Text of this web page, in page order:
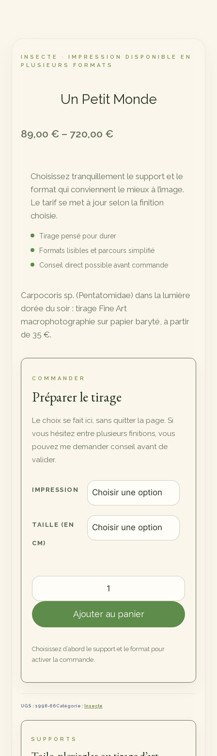
INSECTE · IMPRESSION DISPONIBLE EN
PLUSIEURS FORMATS
Un Petit Monde
89,00 € – 720,00 €
Plage
89,00 €
720,00 €
Choisissez tranquillement le support et le
format qui conviennent le mieux à l’image.
Le tarif se met à jour selon la finition
choisie.
Tirage pensé pour durer
Formats lisibles et parcours simplifié
Conseil direct possible avant commande
Carpocoris sp. (Pentatomidae) dans la lumière
dorée du soir : tirage Fine Art
macrophotographie sur papier baryté, à partir
de 35 €.
COMMANDER
Préparer le tirage
Le choix se fait ici, sans quitter la page. Si
vous hésitez entre plusieurs finitions, vous
pouvez me demander conseil avant de
valider.
IMPRESSION
TAILLE (EN
CM)
quantité
de
Un
Petit
Ajouter au panier
Choisissez d’abord le support et le format pour
activer la commande.
UGS : 1998-66Catégorie : Insecte
SUPPORTS